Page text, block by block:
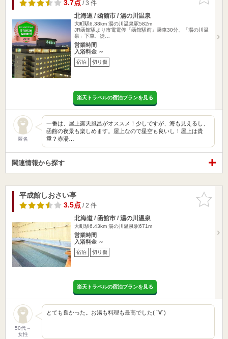
3.7点/ 3 件
北海道 / 函館市 / 湯の川温泉
大町駅6.38km 湯の川温泉駅582m
JR函館駅より市電電停「函館駅前」乗車30分、「湯の川温
泉」下車、徒…
営業時間
入浴料金 ～
宿泊 切り傷
楽天トラベルの宿泊プランを見る
匿名
一番は、屋上露天風呂がオススメ！少しですが、海も見えるし、
函館の夜景も楽しめます。屋上なので星空も良いし！屋上は貴
重？赤湯…
関連情報から探す
お気に入
りに追加
平成館しおさい亭
3.5点/ 2 件
北海道 / 函館市 / 湯の川温泉
大町駅6.43km 湯の川温泉駅671m
営業時間
入浴料金 ～
宿泊 切り傷
楽天トラベルの宿泊プランを見る
50代～
女性
とても良かった。お湯も料理も最高でした( ´∀`)